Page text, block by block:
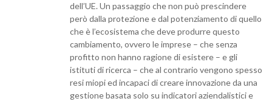
dell’UE. Un passaggio che non può prescindere
però dalla protezione e dal potenziamento di quello
che è l’ecosistema che deve produrre questo
cambiamento, ovvero le imprese – che senza
profitto non hanno ragione di esistere – e gli
istituti di ricerca – che al contrario vengono spesso
resi miopi ed incapaci di creare innovazione da una
gestione basata solo su indicatori aziendalistici e